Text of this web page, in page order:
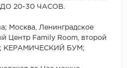
20-30 ЧАСОВ.
Москва, Ленинградское
Центр Family Room, второй
КЕРАМИЧЕСКИЙ БУМ;